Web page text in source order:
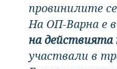
провинилите
На ОП-Варна е
на действията
участвали в